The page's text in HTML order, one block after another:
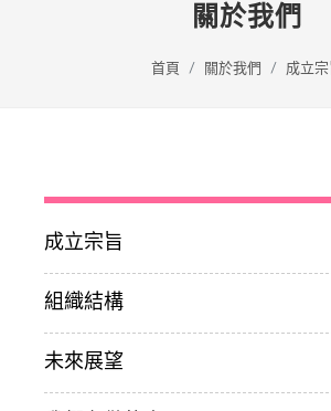
關於我們
首頁 關於我們 成立宗
成立宗旨
組織結構
未來展望